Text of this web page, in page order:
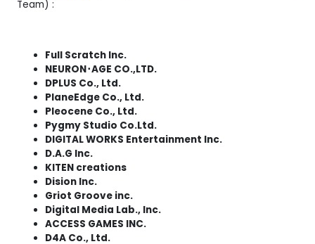
Team) :
Full Scratch Inc.
NEURON･AGE CO.,LTD.
DPLUS Co., Ltd.
PlaneEdge Co., Ltd.
Pleocene Co., Ltd.
Pygmy Studio Co.Ltd.
DIGITAL WORKS Entertainment Inc.
D.A.G Inc.
KITEN creations
Dision Inc.
Griot Groove inc.
Digital Media Lab., Inc.
ACCESS GAMES INC.
D4A Co., Ltd.